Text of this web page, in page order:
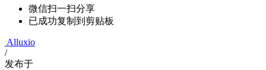
微信扫一扫分享
已成功复制到剪贴板
Alluxio
/
发布于